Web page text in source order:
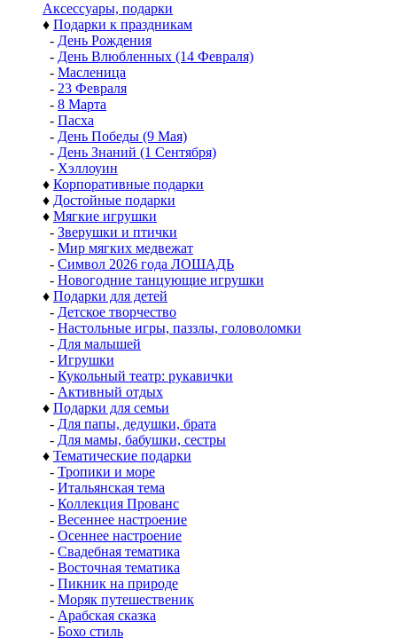
Аксессуары, подарки
♦ Подарки к праздникам
- День Рождения
- День Влюбленных (14 Февраля)
- Масленица
- 23 Февраля
- 8 Марта
- Пасха
- День Победы (9 Мая)
- День Знаний (1 Сентября)
- Хэллоуин
♦ Корпоративные подарки
♦ Достойные подарки
♦ Мягкие игрушки
- Зверушки и птички
- Мир мягких медвежат
- Символ 2026 года ЛОШАДЬ
- Новогодние танцующие игрушки
♦ Подарки для детей
- Детское творчество
- Настольные игры, паззлы, головоломки
- Для малышей
- Игрушки
- Кукольный театр: рукавички
- Активный отдых
♦ Подарки для семьи
- Для папы, дедушки, брата
- Для мамы, бабушки, сестры
♦ Тематические подарки
- Тропики и море
- Итальянская тема
- Коллекция Прованс
- Весеннее настроение
- Осеннее настроение
- Свадебная тематика
- Восточная тематика
- Пикник на природе
- Моряк путешественик
- Арабская сказка
- Бохо стиль